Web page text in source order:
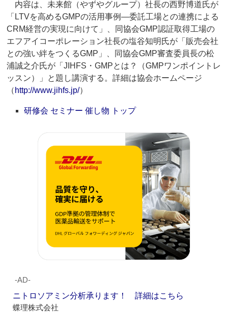
内容は、未来館（やずやグループ）社長の西野博道氏が
「LTVを高めるGMPの活用事例―委託工場との連携による
CRM経営の実現に向けて」、同協会GMP認証取得工場の
エフアイコーポレーション社長の塩谷知明氏が「販売会社
との強い絆をつくるGMP」、同協会GMP審査委員長の松
浦誠之介氏が「JIHFS・GMPとは？（GMPワンポイントレ
ッスン）」と題し講演する。詳細は協会ホームページ
（ http://www.jihfs.jp/）
研修会 セミナー 催し物 トップ
‐AD‐
ニトロソアミン分析承ります！ 詳細はこちら
蝶理株式会社